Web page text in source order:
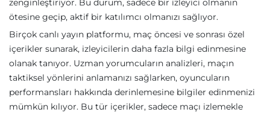
zenginleştiriyor. Bu durum, sadece bir izleyici olmanın
ötesine geçip, aktif bir katılımcı olmanızı sağlıyor.
Birçok canlı yayın platformu, maç öncesi ve sonrası özel
içerikler sunarak, izleyicilerin daha fazla bilgi edinmesine
olanak tanıyor. Uzman yorumcuların analizleri, maçın
taktiksel yönlerini anlamanızı sağlarken, oyuncuların
performansları hakkında derinlemesine bilgiler edinmenizi
mümkün kılıyor. Bu tür içerikler, sadece maçı izlemekle